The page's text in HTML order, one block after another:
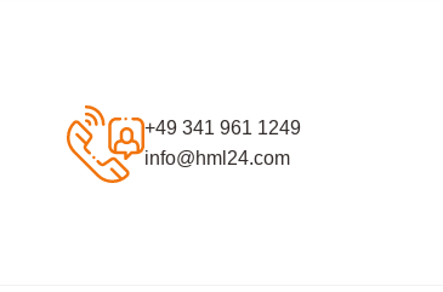
+49 341 961 1249
info@hml24.com